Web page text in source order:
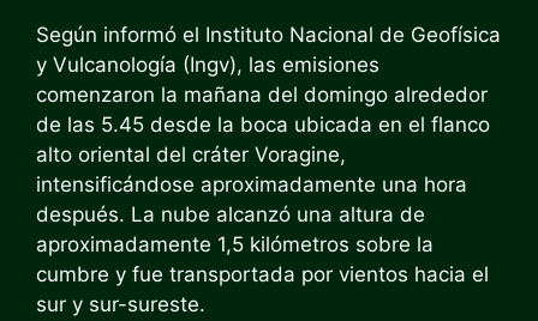
Según informó el Instituto Nacional de Geofísica
y Vulcanología (Ingv), las emisiones
comenzaron la mañana del domingo alrededor
de las 5.45 desde la boca ubicada en el flanco
alto oriental del cráter Voragine,
intensificándose aproximadamente una hora
después. La nube alcanzó una altura de
aproximadamente 1,5 kilómetros sobre la
cumbre y fue transportada por vientos hacia el
sur y sur-sureste.